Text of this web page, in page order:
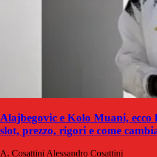
Alajbegovic e Kolo Muani, ecco
slot, prezzo, rigori e come
A. Cosattini Alessandro Cosattini